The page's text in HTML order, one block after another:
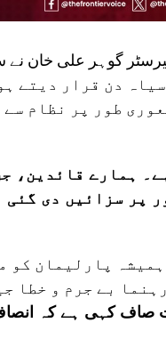
دن قرار دیتے
طور پر نظام سے
پر سزائیں دی
پارلیمان
بے جرم و خطا